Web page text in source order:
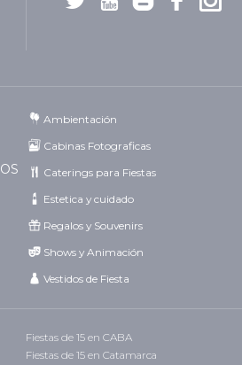
Ambientación
Cabinas Fotograficas
Caterings para Fiestas
Estetica y cuidado
Regalos y Souvenirs
Shows y Animación
Vestidos de Fiesta
Fiestas de 15 en CABA
Fiestas de 15 en Catamarca